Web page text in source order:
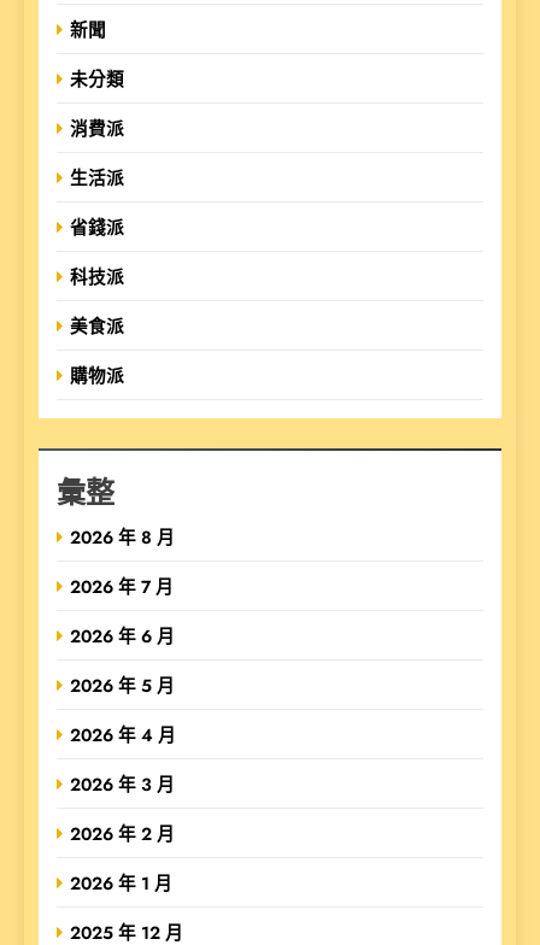
新聞
未分類
消費派
生活派
省錢派
科技派
美食派
購物派
彙整
2026 年 8 月
2026 年 7 月
2026 年 6 月
2026 年 5 月
2026 年 4 月
2026 年 3 月
2026 年 2 月
2026 年 1 月
2025 年 12 月